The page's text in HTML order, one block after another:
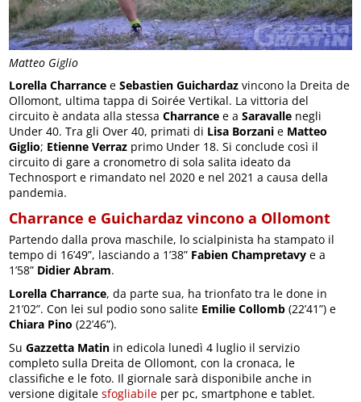
Matteo Giglio
Lorella Charrance eSebastien Guichardaz vincono la Dreita de
Ollomont, ultima tappa di Soirée Vertikal. La vittoria del
circuito è andata alla stessaCharrance e aSaravalle negli
Under 40. Tra gli Over 40, primati di Lisa Borzani e Matteo
Giglio; Etienne Verraz primo Under 18. Si conclude così il
circuito di gare a cronometro di sola salita ideato da
Technosport e rimandato nel 2020 e nel 2021 a causa della
pandemia.
Charrance e Guichardaz vincono a Ollomont
Partendo dalla prova maschile, lo scialpinista ha stampato il
tempo di 16’49”, lasciando a 1’38” Fabien Champretavy e a
1’58” Didier Abram.
Lorella Charrance, da parte sua, ha trionfato tra le done in
21’02”. Con lei sul podio sono salite Emilie Collomb (22’41”) e
Chiara Pino (22’46”).
SuGazzetta Matin in edicola lunedì 4 luglio il servizio
completo sulla Dreita de Ollomont, con la cronaca, le
classifiche e le foto. Il giornale sarà disponibile anche in
versione digitalesfogliabile per pc, smartphone e tablet.